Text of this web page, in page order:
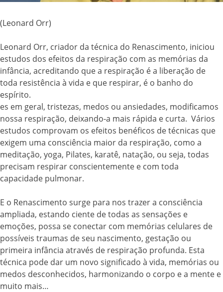
(Leonard Orr)
Leonard Orr, criador da técnica do Renascimento, iniciou
estudos dos efeitos da respiração com as memórias da
infância, acreditando que a respiração é a liberação de
toda resistência à vida e que respirar, é o banho do
espírito.
es em geral, tristezas, medos ou ansiedades, modificamos
nossa respiração, deixando-a mais rápida e curta. Vários
estudos comprovam os efeitos benéficos de técnicas que
exigem uma consciência maior da respiração, como a
meditação, yoga, Pilates, karatê, natação, ou seja, todas
precisam respirar conscientemente e com toda
capacidade pulmonar.
E o Renascimento surge para nos trazer a consciência
ampliada, estando ciente de todas as sensações e
emoções, possa se conectar com memórias celulares de
possíveis traumas de seu nascimento, gestação ou
primeira infância através de respiração profunda. Esta
técnica pode dar um novo significado à vida, memórias ou
medos desconhecidos, harmonizando o corpo e a mente e
muito mais…